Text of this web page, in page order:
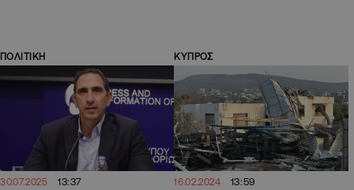
ΠΟΛΙΤΙΚΗ
30.07.2025 13:37
ΚΥΠΡΟΣ
16.02.2024 13:59